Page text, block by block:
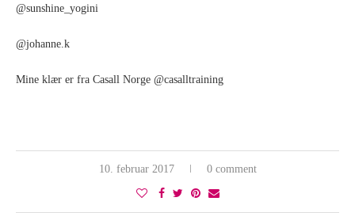
@sunshine_yogini
@johanne.k
Mine klær er fra Casall Norge @casalltraining
10. februar 2017 0 comment